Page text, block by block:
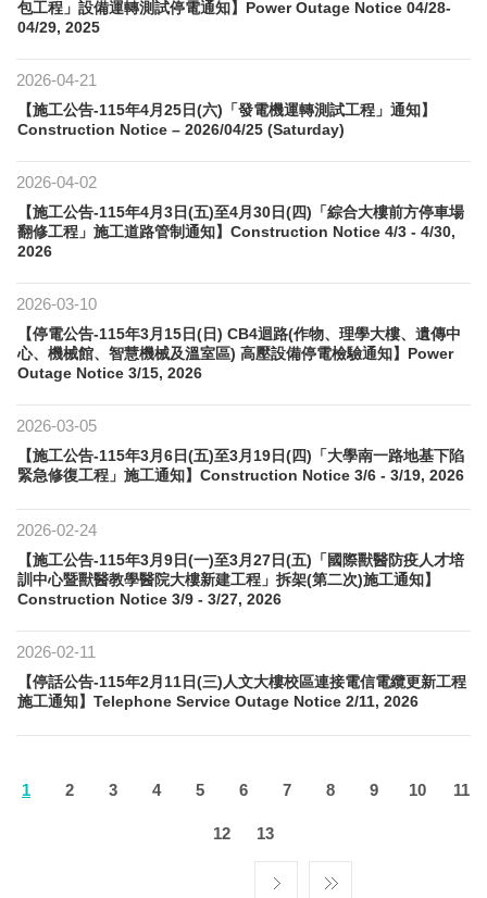
包工程」設備運轉測試停電通知】Power Outage Notice 04/28-
04/29, 2025
2026-04-21
【施工公告-115年4月25日(六)「發電機運轉測試工程」通知】
Construction Notice – 2026/04/25 (Saturday)
2026-04-02
【施工公告-115年4月3日(五)至4月30日(四)「綜合大樓前方停車場
翻修工程」施工道路管制通知】Construction Notice 4/3 - 4/30,
2026
2026-03-10
【停電公告-115年3月15日(日) CB4迴路(作物、理學大樓、遺傳中
心、機械館、智慧機械及溫室區) 高壓設備停電檢驗通知】Power
Outage Notice 3/15, 2026
2026-03-05
【施工公告-115年3月6日(五)至3月19日(四)「大學南一路地基下陷
緊急修復工程」施工通知】Construction Notice 3/6 - 3/19, 2026
2026-02-24
【施工公告-115年3月9日(一)至3月27日(五)「國際獸醫防疫人才培
訓中心暨獸醫教學醫院大樓新建工程」拆架(第二次)施工通知】
Construction Notice 3/9 - 3/27, 2026
2026-02-11
【停話公告-115年2月11日(三)人文大樓校區連接電信電纜更新工程
施工通知】Telephone Service Outage Notice 2/11, 2026
1 2 3 4 5 6 7 8 9 10 11
12 13